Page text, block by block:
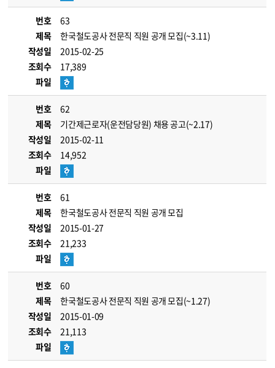
번호
63
제목
한국철도공사 전문직 직원 공개 모집(~3.11)
작성일
2015-02-25
조회수
17,389
파일
번호
62
제목
기간제근로자(운전담당원) 채용 공고(~2.17)
작성일
2015-02-11
조회수
14,952
파일
번호
61
제목
한국철도공사 전문직 직원 공개 모집
작성일
2015-01-27
조회수
21,233
파일
번호
60
제목
한국철도공사 전문직 직원 공개 모집(~1.27)
작성일
2015-01-09
조회수
21,113
파일